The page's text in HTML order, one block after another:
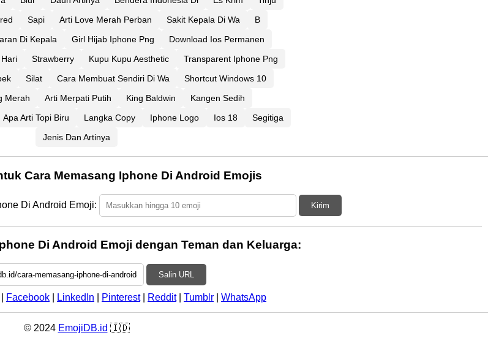
Sapi Arti Love Merah Perban Sakit Kepala Di Wa
B
Di Kepala Girl Hijab Iphone Png
Download Ios Permanen
Strawberry Kupu Kupu Aesthetic
Transparent Iphone Png
Silat Cara Membuat Sendiri Di Wa
Shortcut Windows 10
Merah Arti Merpati Putih King Baldwin
Kangen Sedih
Apa Arti Topi Biru Langka Copy Iphone Logo Ios 18
Segitiga
Jenis Dan Artinya
Cara Memasang Iphone Di Android Emojis
Di Android Emoji: Kirim
Di Android Emoji dengan Teman dan Keluarga:
Salin URL
Facebook LinkedIn Pinterest| Reddit| Tumblr WhatsApp
© 2024 EmojiDB.id 🇮🇩